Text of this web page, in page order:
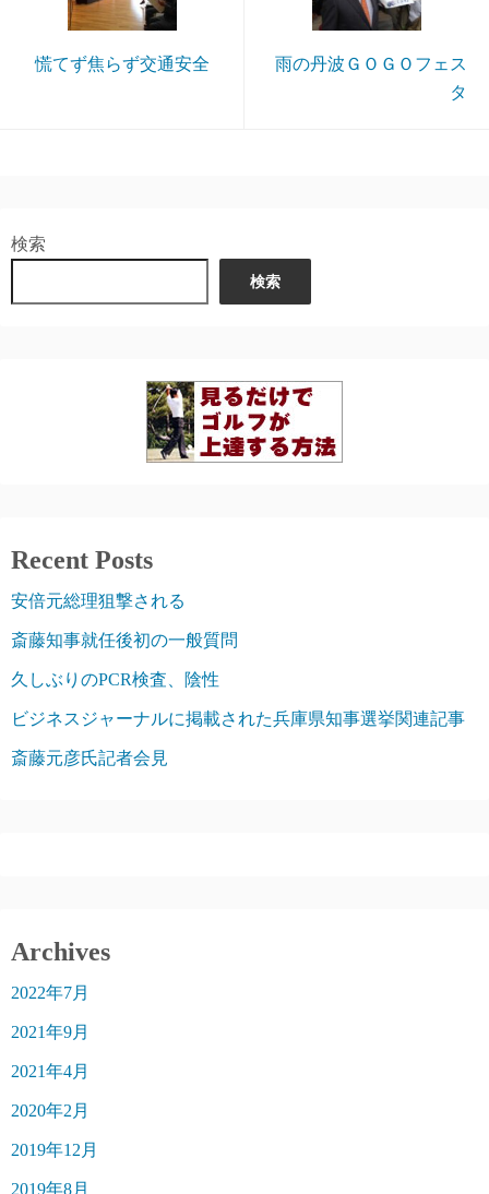
慌てず焦らず交通安全
雨の丹波ＧＯＧＯフェス
タ
検索
検索
Recent Posts
安倍元総理狙撃される
斎藤知事就任後初の一般質問
久しぶりのPCR検査、陰性
ビジネスジャーナルに掲載された兵庫県知事選挙関連記事
斎藤元彦氏記者会見
Archives
2022年7月
2021年9月
2021年4月
2020年2月
2019年12月
2019年8月